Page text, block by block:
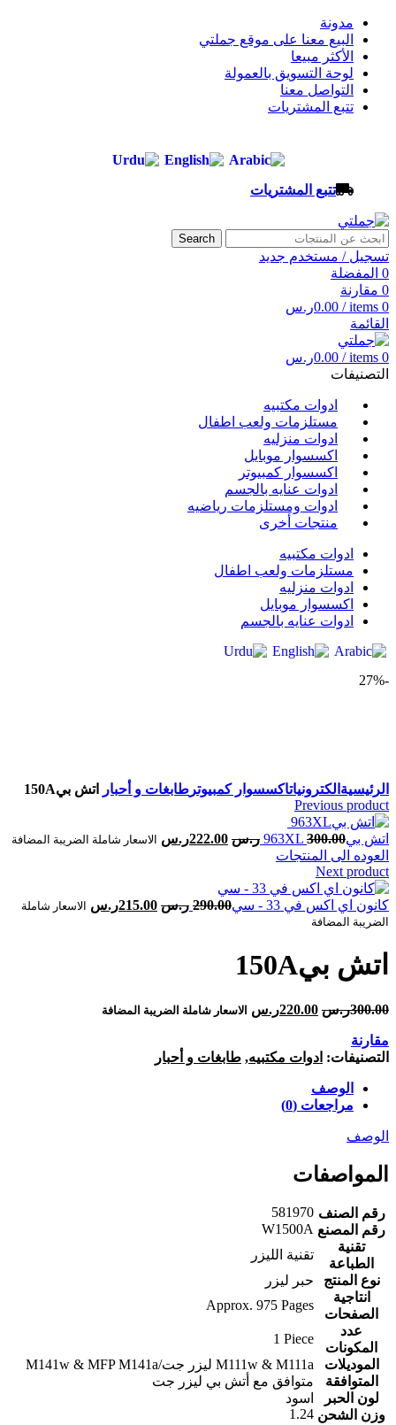
مدونة
البيع معنا على موقع جملتي
الأكثر مبيعا
لوحة التسويق بالعمولة
التواصل معنا
تتبع المشتريات
تتبع المشتريات
Search
تسجيل / مستخدم جديد
0 المفضلة
0 مقارنة
0
items
/
0.00ر.س
القائمة
0
items
/
0.00ر.س
التصنيفات
ادوات مكتبيه
مستلزمات ولعب اطفال
ادوات منزليه
اكسسوار موبايل
اكسسوار كمبيوتر
ادوات عنايه بالجسم
ادوات ومستلزمات رياضيه
منتجات أخرى
ادوات مكتبيه
مستلزمات ولعب اطفال
ادوات منزليه
اكسسوار موبايل
ادوات عنايه بالجسم
-27%
الرئيسية الكترونياتاكسسوار كمبيوتر طابغات و أحبار
Previous product
300.00 ر.س 222.00ر.س الاسعار شاملة الضريبة المضافة
العوده الى المنتجات
Next product
290.00 ر.س 215.00ر.س الاسعار شاملة
الضريبة المضافة
300.00ر.س 220.00ر.س الاسعار شاملة الضريبة المضافة
مقارنة
التصنيفات: ادوات مكتبيه, طابغات و أحبار
الوصف
مراجعات (0)
الوصف
المواصفات
رقم الصنف 581970
رقم المصنع W1500A
تقنية
الطباعة
تقنية الليزر
نوع المنتج
حبر ليزر
انتاجية
الصفحات
‎Approx. ‎975‎ Pages‎
عدد
المكونات
‎1‎ Piece‎
الموديلات
المتوافقة
M111w & M111a ليزر جت/M141w & MFP M141a
متوافق مع أتش بي ليزر جت
لون الحبر
اسود
وزن الشحن 1.24